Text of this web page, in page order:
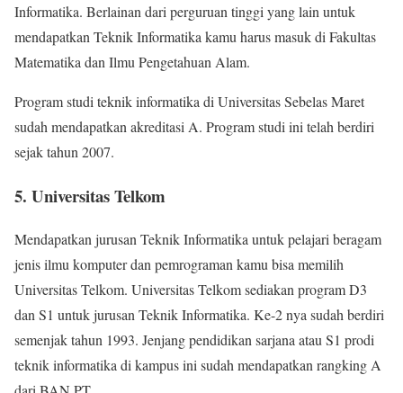
Informatika. Berlainan dari perguruan tinggi yang lain untuk
mendapatkan Teknik Informatika kamu harus masuk di Fakultas
Matematika dan Ilmu Pengetahuan Alam.
Program studi teknik informatika di Universitas Sebelas Maret
sudah mendapatkan akreditasi A. Program studi ini telah berdiri
sejak tahun 2007.
5. Universitas Telkom
Mendapatkan jurusan Teknik Informatika untuk pelajari beragam
jenis ilmu komputer dan pemrograman kamu bisa memilih
Universitas Telkom. Universitas Telkom sediakan program D3
dan S1 untuk jurusan Teknik Informatika. Ke-2 nya sudah berdiri
semenjak tahun 1993. Jenjang pendidikan sarjana atau S1 prodi
teknik informatika di kampus ini sudah mendapatkan rangking A